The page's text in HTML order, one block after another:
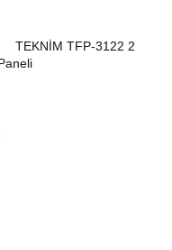
TEKNİM TFP-3122 2